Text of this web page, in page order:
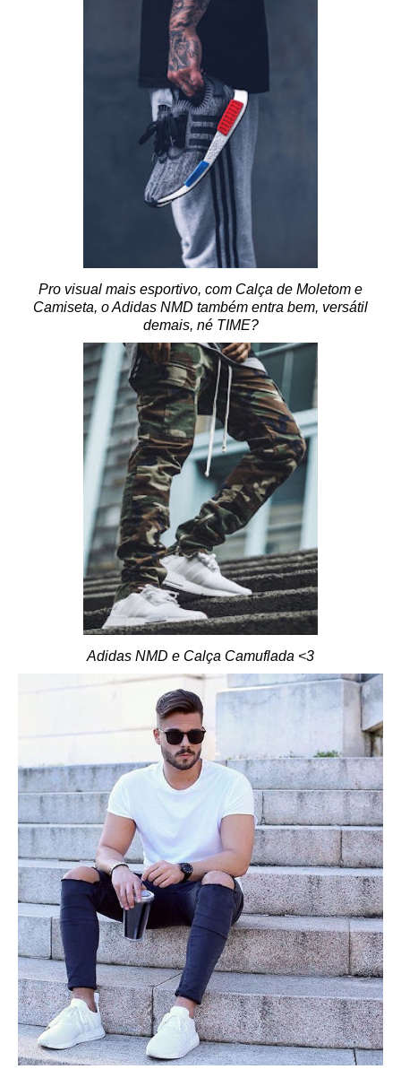
Pro visual mais esportivo, com Calça de Moletom e
Camiseta, o Adidas NMD também entra bem, versátil
demais, né TIME?
Adidas NMD e Calça Camuflada <3